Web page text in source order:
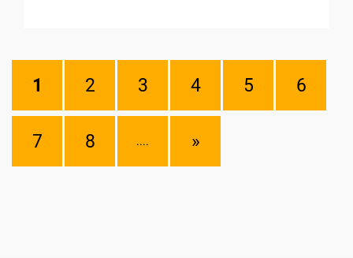
1 2 3 4 5 6
7 8 .... »